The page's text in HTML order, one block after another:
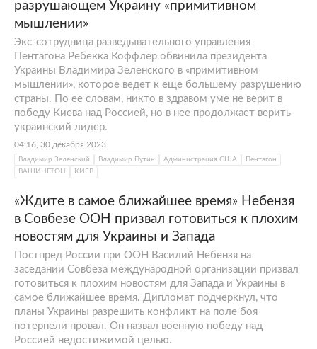
разрушающем Украину «примитивном
мышлении»
Экс-сотрудница разведывательного управления
Пентагона Ребекка Коффлер обвинила президента
Украины Владимира Зеленского в «примитивном
мышлении», которое ведет к еще большему разрушению
страны. По ее словам, никто в здравом уме не верит в
победу Киева над Россией, но в нее продолжает верить
украинский лидер.
04:16, 30 декабря 2023
Владимир Зеленский Владимир Путин Администрация США
Пентагон
ВАШИНГТОН
КИЕВ
«Ждите в самое ближайшее время» Небензя
в Совбезе ООН призвал готовиться к плохим
новостям для Украины и Запада
Постпред России при ООН Василий Небензя на
заседании Совбеза международной организации призвал
готовиться к плохим новостям для Запада и Украины в
самое ближайшее время. Дипломат подчеркнул, что
планы Украины разрешить конфликт на поле боя
потерпели провал. Он назвал военную победу над
Россией недостижимой целью.